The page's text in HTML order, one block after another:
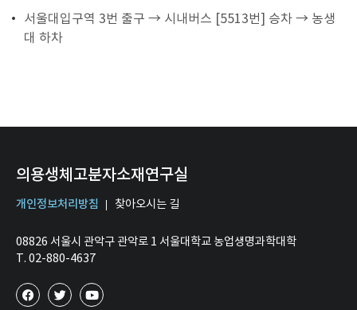
서울대입구역 3번 출구 → 시내버스 [5513번] 승차 → 농생
대 하차
의용생체고분자소재연구실
개인정보처리방침 찾아오시는 길
08826 서울시 관악구 관악로 1 서울대학교 농업생명과학대학
T. 02-880-4637